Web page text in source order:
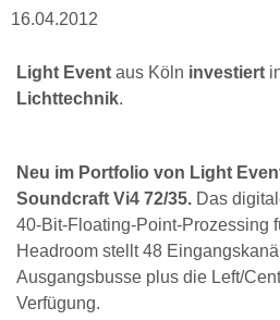
16.04.2012
Light Event aus Köln investiert
Lichttechnik.
Neu im Portfolio von Light
Soundcraft Vi4 72/35. Das
40-Bit-Floating-Point-Prozessing
Headroom stellt 48
Ausgangsbusse plus die Left/
Verfügung.